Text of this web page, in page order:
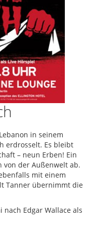
in seinem
erdrosselt. Es bleibt
– neun Erben! Ein
von der Außenwelt ab.
mit einem
Tanner übernimmt die
Edgar Wallace als